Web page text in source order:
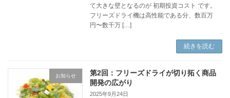
て大きな壁となるのが 初期投資コスト です。
フリーズドライ機は高性能である分、数百万
円〜数千万 […]
続きを読む
お知らせ
第2回：フリーズドライが切り拓く商品
開発の広がり
2025年9月24日